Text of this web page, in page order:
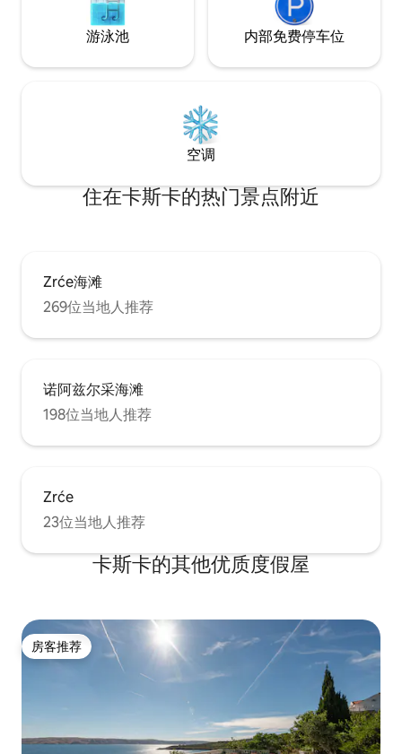
游泳池 内部免费停车位
空调
住在卡斯卡的热门景点附近
Zrće海滩
269位当地人推荐
诺阿兹尔采海滩
198位当地人推荐
Zrće
23位当地人推荐
卡斯卡的其他优质度假屋
房客推荐
房客推荐